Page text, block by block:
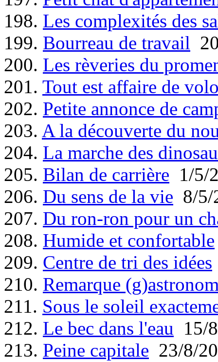
198. Les complexités des
199. Bourreau de travail
200. Les rèveries du
201. Tout est affaire de
202. Petite annonce de
203. A la découverte du
204. La marche des
205. Bilan de carrière 1/5/
206. Du sens de la vie 8/5/
207. Du ron-ron pour un
208. Humide et confortable
209. Centre de tri des idées
210. Remarque
211. Sous le soleil
212. Le bec dans l'eau 15/
213. Peine capitale 23/8/